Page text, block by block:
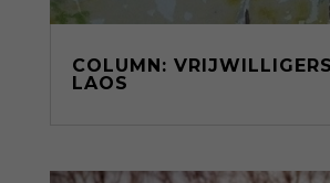
COLUMN:
LAOS